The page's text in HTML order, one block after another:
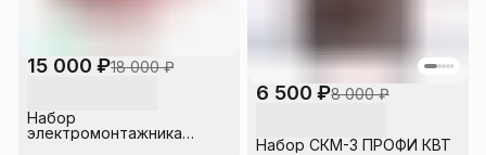
15 000 ₽18 000 ₽
Набор
электромонтажника
6 500 ₽8 000 ₽
Набор СКМ-3 ПРОФИ КВТ